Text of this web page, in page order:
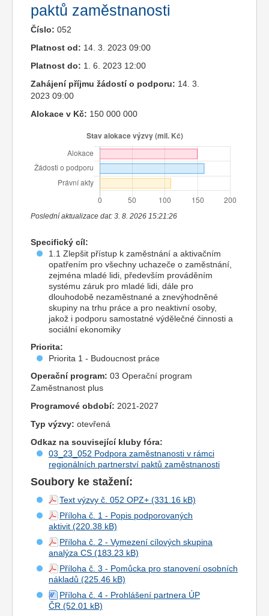
paktů zaměstnanosti
Číslo: 052
Platnost od: 14. 3. 2023 09:00
Platnost do: 1. 6. 2023 12:00
Zahájení příjmu žádostí o podporu: 14. 3.
2023 09:00
Alokace v Kč: 150 000 000
Poslední aktualizace dat: 3. 8. 2026 15:21:26
Specifický cíl:
1.1 Zlepšit přístup k zaměstnání a aktivačním
opatřením pro všechny uchazeče o zaměstnání,
zejména mladé lidi, především prováděním
systému záruk pro mladé lidi, dále pro
dlouhodobě nezaměstnané a znevýhodněné
skupiny na trhu práce a pro neaktivní osoby,
jakož i podporu samostatné výdělečné činnosti a
sociální ekonomiky
Priorita:
Priorita 1 - Budoucnost práce
Operační program: 03 Operační program
Zaměstnanost plus
Programové období: 2021-2027
Typ výzvy: otevřená
Odkaz na související kluby fóra:
03_23_052 Podpora zaměstnanosti v rámci
regionálních partnerství paktů zaměstnanosti
Soubory ke stažení:
Text výzvy č. 052 OPZ+
Příloha č. 1 - Popis podporovaných
aktivit
Příloha č. 2 - Vymezení cílových skupina
analýza CS
Příloha č. 3 - Pomůcka pro stanovení osobních
nákladů
Příloha č. 4 - Prohlášení partnera ÚP
ČR